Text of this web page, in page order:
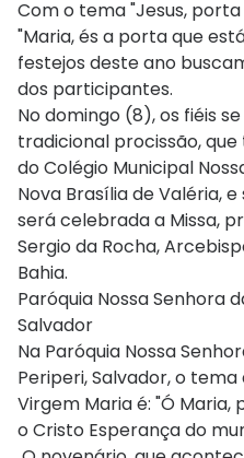
Com o tema "Jesus,
"Maria, és a porta que
festejos deste ano
dos participantes.
No domingo (8), os fiéis
tradicional procissão, que
do Colégio Municipal
Nova Brasília de Valéria,
será celebrada a Missa,
Sergio da Rocha,
Bahia.
Paróquia Nossa Senhora
Salvador
Na Paróquia Nossa
Periperi, Salvador, o
Virgem Maria é: "Ó
o Cristo Esperança do